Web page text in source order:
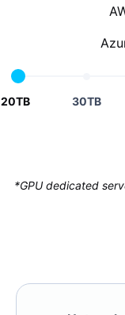
20TB 30TB
*GPU dedicated